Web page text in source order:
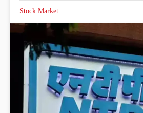
Stock Market